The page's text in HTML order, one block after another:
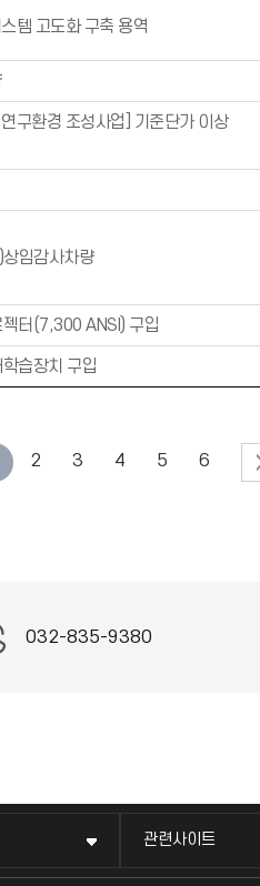
템 고도화 구축 용역
구환경 조성사업] 기준단가 이상
임감사차량
젝터(7,300 ANSI) 구입
습장치 구입
2 3 4 5 6
032-835-9380
관련사이트